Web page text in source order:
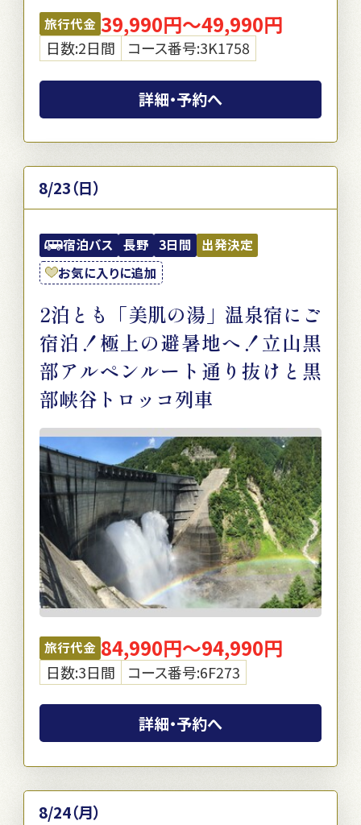
旅行代金 39,990円～49,990円
日数:2日間 コース番号:3K1758
詳細・予約へ
8/23（日）
宿泊バス 長野 3日間
出発決定
お気に入りに追加
2泊とも「美肌の湯」温泉宿にご
宿泊！極上の避暑地へ！立山黒
部アルペンルート通り抜けと黒
部峡谷トロッコ列車
旅行代金 84,990円～94,990円
日数:3日間 コース番号:6F273
詳細・予約へ
8/24（月）